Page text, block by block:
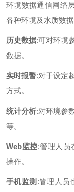
环境数据通信网络层
各种环境及水质数据
历史数据:可对环境
数据。
实时报警:对于设定
方式。
统计分析:对环境参
等。
Web监控:管理人员
操作。
手机监测 :管理人员